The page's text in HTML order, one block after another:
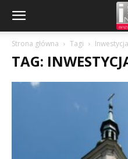
Strona główna Tagi Inwestycja
TAG: